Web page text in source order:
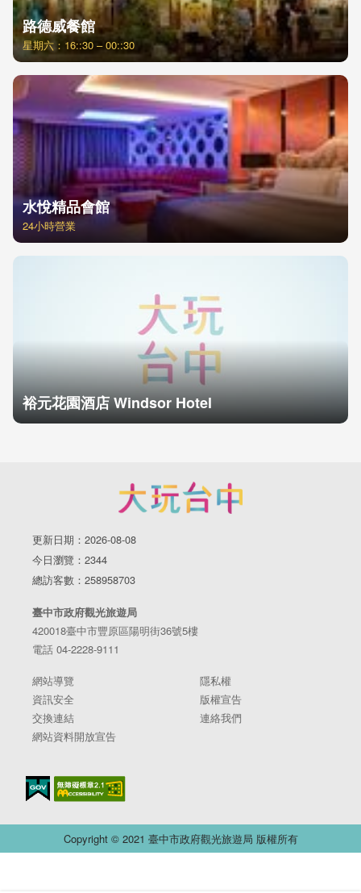
路德威餐館
星期六：16::30 – 00::30
水悅精品會館
24小時營業
裕元花園酒店 Windsor Hotel
更新日期：2026-08-08
今日瀏覽：2344
總訪客數：258958703
臺中市政府觀光旅遊局
420018臺中市豐原區陽明街36號5樓
電話 04-2228-9111
網站導覽
隱私權
資訊安全
版權宣告
交換連結
連絡我們
網站資料開放宣告
Copyright © 2021 臺中市政府觀光旅遊局 版權所有